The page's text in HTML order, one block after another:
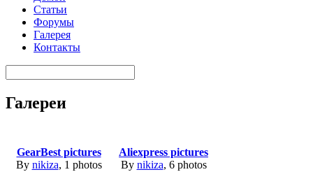
Статьи
Форумы
Галерея
Контакты
Галереи
GearBest pictures
By nikiza, 1 photos
Aliexpress pictures
By nikiza, 6 photos